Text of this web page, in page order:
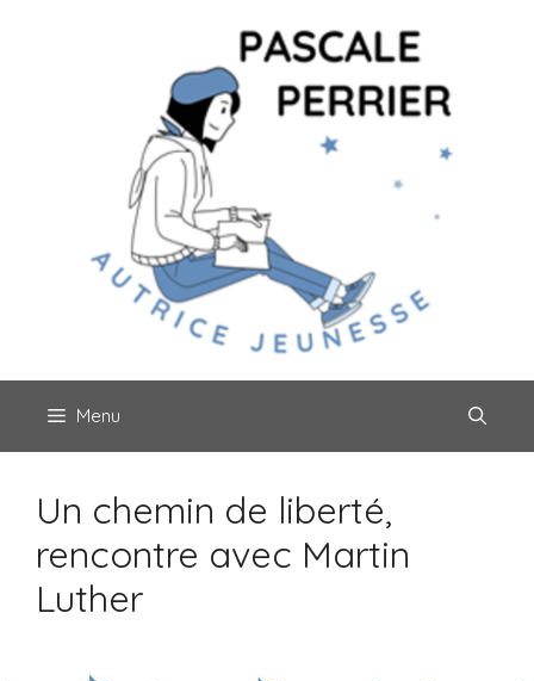
Menu
Un chemin de liberté,
rencontre avec Martin
Luther